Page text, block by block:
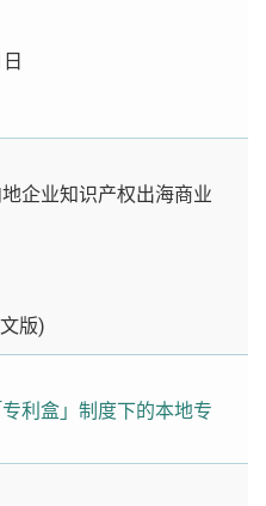
企业知识产权出海商业
版)
利盒」制度下的本地专